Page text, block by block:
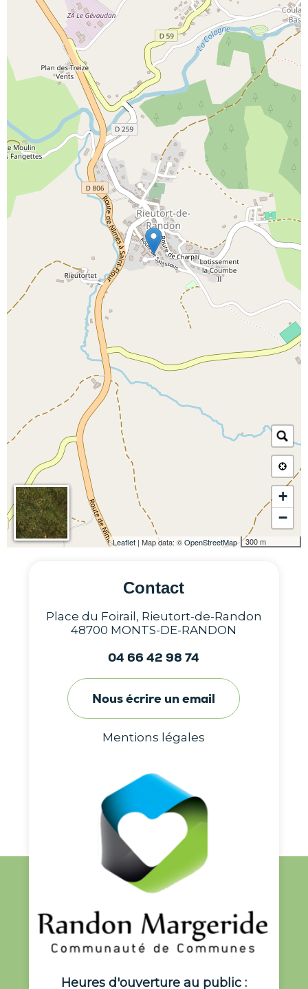
+
−
300 m
Leaflet | Map data: ©OpenStreetMap
Contact
Place du Foirail, Rieutort-de-Randon
48700 MONTS-DE-RANDON
04 66 42 98 74
Nous écrire un email
Mentions légales
Heures d'ouverture au public :